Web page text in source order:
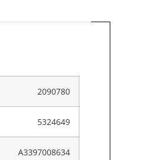
2090780
5324649
A3397008634